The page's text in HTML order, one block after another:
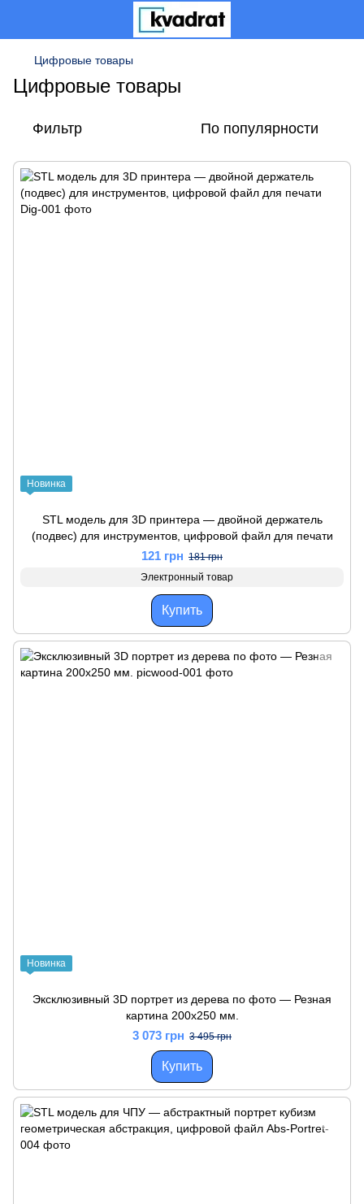
Цифровые товары
Цифровые товары
Фильтр По популярности
Новинка
STL модель для 3D принтера — двойной держатель
(подвес) для инструментов, цифровой файл для печати
121 грн 181 грн
Электронный товар
Купить
Новинка
Эксклюзивный 3D портрет из дерева по фото — Резная
картина 200х250 мм.
3 073 грн 3 495 грн
Купить